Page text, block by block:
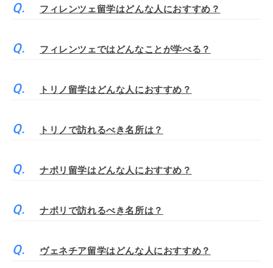
フィレンツェ留学はどんな人におすすめ？
フィレンツェではどんなことが学べる？
トリノ留学はどんな人におすすめ？
トリノで訪れるべき名所は？
ナポリ留学はどんな人におすすめ？
ナポリで訪れるべき名所は？
ヴェネチア留学はどんな人におすすめ？